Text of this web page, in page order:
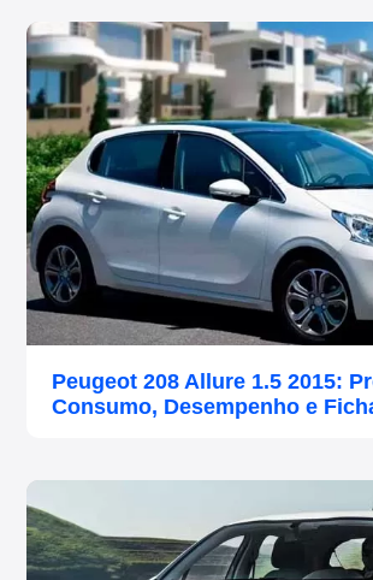
Peugeot 208 Allure 1.5 2015:
Consumo, Desempenho e